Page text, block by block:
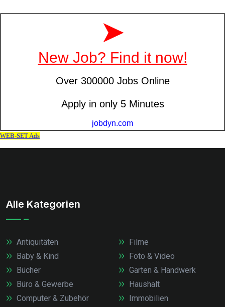
Alle Kategorien
Antiquitäten
Baby & Kind
Bücher
Büro & Gewerbe
Computer & Zubehör
Filme
Foto & Video
Garten & Handwerk
Haushalt
Immobilien